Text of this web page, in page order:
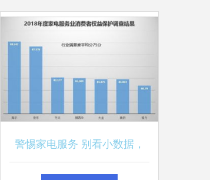
警惕家电服务 别看小数据，